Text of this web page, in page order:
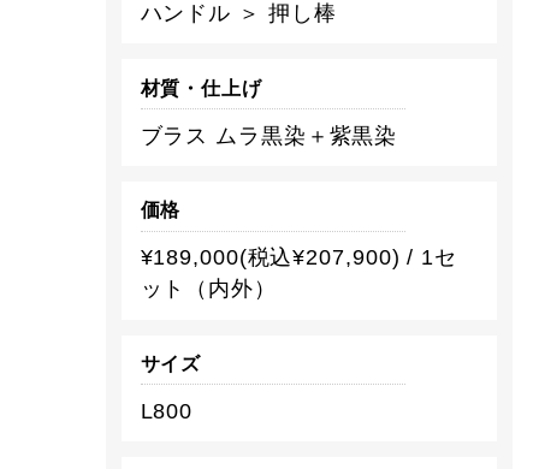
ハンドル ＞ 押し棒
材質・仕上げ
ブラス ムラ黒染＋紫黒染
価格
¥189,000(税込¥207,900) / 1セ
ット（内外）
サイズ
L800